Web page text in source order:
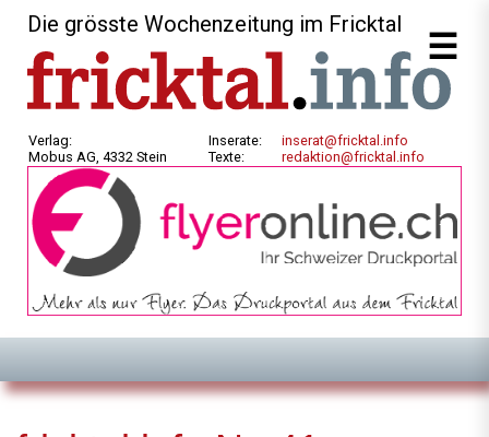
Die grösste Wochenzeitung im Fricktal
Verlag:
Mobus AG, 4332 Stein
Inserate:
Texte:
inserat@fricktal.info
redaktion@fricktal.info